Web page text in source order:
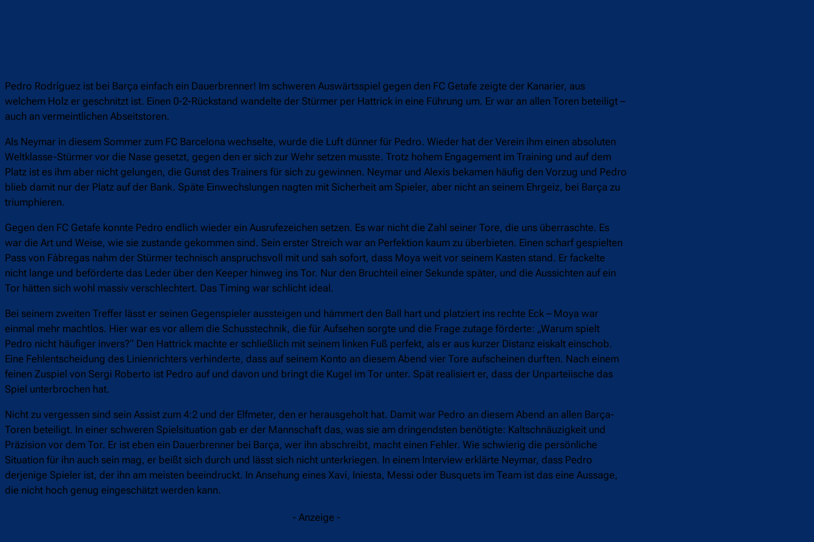
Pedro Rodríguez ist bei Barça einfach ein Dauerbrenner! Im schweren Auswärtsspiel gegen den FC Getafe zeigte der Kanarier, aus
welchem Holz er geschnitzt ist. Einen 0-2-Rückstand wandelte der Stürmer per Hattrick in eine Führung um. Er war an allen Toren beteiligt –
auch an vermeintlichen Abseitstoren.
Als Neymar in diesem Sommer zum FC Barcelona wechselte, wurde die Luft dünner für Pedro. Wieder hat der Verein ihm einen absoluten
Weltklasse-Stürmer vor die Nase gesetzt, gegen den er sich zur Wehr setzen musste. Trotz hohem Engagement im Training und auf dem
Platz ist es ihm aber nicht gelungen, die Gunst des Trainers für sich zu gewinnen. Neymar und Alexis bekamen häufig den Vorzug und Pedro
blieb damit nur der Platz auf der Bank. Späte Einwechslungen nagten mit Sicherheit am Spieler, aber nicht an seinem Ehrgeiz, bei Barça zu
triumphieren.
Gegen den FC Getafe konnte Pedro endlich wieder ein Ausrufezeichen setzen. Es war nicht die Zahl seiner Tore, die uns überraschte. Es
war die Art und Weise, wie sie zustande gekommen sind. Sein erster Streich war an Perfektion kaum zu überbieten. Einen scharf gespielten
Pass von Fàbregas nahm der Stürmer technisch anspruchsvoll mit und sah sofort, dass Moya weit vor seinem Kasten stand. Er fackelte
nicht lange und beförderte das Leder über den Keeper hinweg ins Tor. Nur den Bruchteil einer Sekunde später, und die Aussichten auf ein
Tor hätten sich wohl massiv verschlechtert. Das Timing war schlicht ideal.
Bei seinem zweiten Treffer lässt er seinen Gegenspieler aussteigen und hämmert den Ball hart und platziert ins rechte Eck – Moya war
einmal mehr machtlos. Hier war es vor allem die Schusstechnik, die für Aufsehen sorgte und die Frage zutage förderte: „Warum spielt
Pedro nicht häufiger invers?“ Den Hattrick machte er schließlich mit seinem linken Fuß perfekt, als er aus kurzer Distanz eiskalt einschob.
Eine Fehlentscheidung des Linienrichters verhinderte, dass auf seinem Konto an diesem Abend vier Tore aufscheinen durften. Nach einem
feinen Zuspiel von Sergi Roberto ist Pedro auf und davon und bringt die Kugel im Tor unter. Spät realisiert er, dass der Unparteiische das
Spiel unterbrochen hat.
Nicht zu vergessen sind sein Assist zum 4:2 und der Elfmeter, den er herausgeholt hat. Damit war Pedro an diesem Abend an allen Barça-
Toren beteiligt. In einer schweren Spielsituation gab er der Mannschaft das, was sie am dringendsten benötigte: Kaltschnäuzigkeit und
Präzision vor dem Tor. Er ist eben ein Dauerbrenner bei Barça, wer ihn abschreibt, macht einen Fehler. Wie schwierig die persönliche
Situation für ihn auch sein mag, er beißt sich durch und lässt sich nicht unterkriegen. In einem Interview erklärte Neymar, dass Pedro
derjenige Spieler ist, der ihn am meisten beeindruckt. In Ansehung eines Xavi, Iniesta, Messi oder Busquets im Team ist das eine Aussage,
die nicht hoch genug eingeschätzt werden kann.
- Anzeige -